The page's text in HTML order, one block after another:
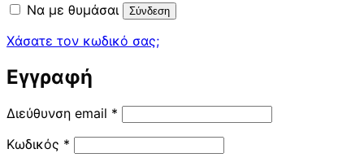
Να με θυμάσαι
Σύνδεση
Χάσατε τον κωδικό σας;
Εγγραφή
Διεύθυνση email * Απαιτείται
Κωδικός * Απαιτείται